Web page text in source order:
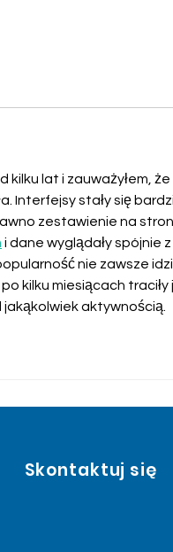
lat i zauważyłem,
Interfejsy stały się
zestawienie na
i dane wyglądały spójnie
nie zawsze
kilku miesiącach
aktywnością.
Skontaktuj się